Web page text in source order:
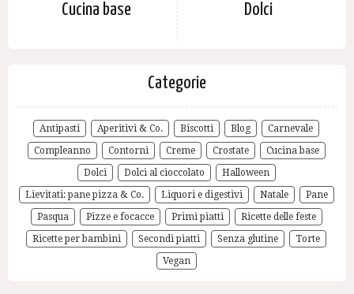
Cucina base Dolci
Categorie
Antipasti Aperitivi & Co. Biscotti Blog
Carnevale
Compleanno
Contorni Creme Crostate
Cucina base
Dolci
Dolci al cioccolato
Halloween
Lievitati: pane pizza & Co.
Liquori e digestivi Natale
Pane
Pasqua
Pizze e focacce Primi piatti
Ricette delle feste
Ricette per bambini
Secondi piatti Senza glutine
Torte
Vegan